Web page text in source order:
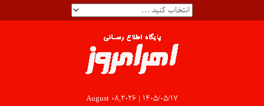
August 08,2026 | ۱۴۰۵/۰۵/۱۷